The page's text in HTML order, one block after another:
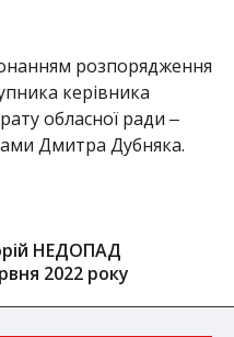
розпорядження
керівника
обласної ради ‒
Дмитра Дубняка.
НЕДОПАД
2022 року